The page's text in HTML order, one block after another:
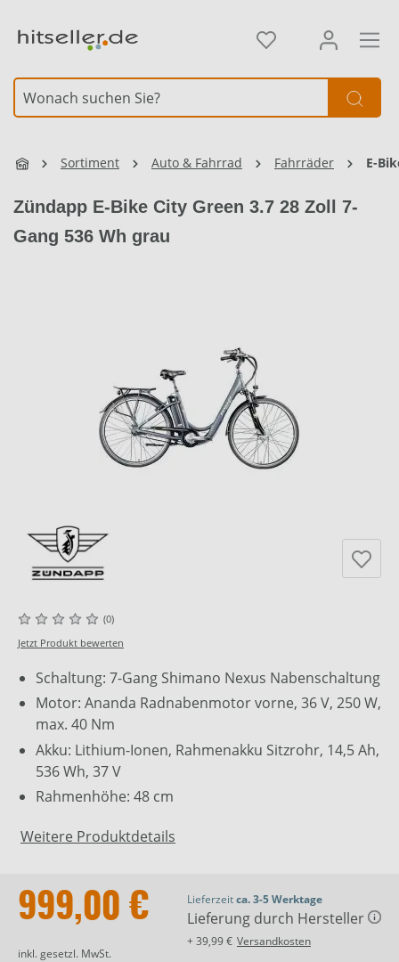
Sortiment Auto & Fahrrad Fahrräder E-
Zündapp E-Bike City Green 3.7 28 Zoll 7-
Gang 536 Wh grau
(0)
Jetzt Produkt bewerten
Schaltung: 7-Gang Shimano Nexus Nabenschaltung
Motor: Ananda Radnabenmotor vorne, 36 V, 250 W,
max. 40 Nm
Akku: Lithium-Ionen, Rahmenakku Sitzrohr, 14,5 Ah,
536 Wh, 37 V
Rahmenhöhe: 48 cm
Weitere Produktdetails
999,00 €
inkl. gesetzl. MwSt.
Lieferzeitca. 3-5 Werktage
Lieferung durch Hersteller
+ 39,99 € Versandkosten